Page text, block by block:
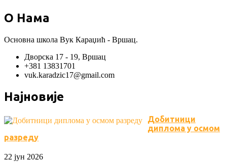
О Нама
Основна школа Вук Караџић - Вршац.
Дворска 17 - 19, Вршац
+381 13831701
vuk.karadzic17@gmail.com
Најновије
Добитници
диплома у осмом
разреду
22 јун 2026